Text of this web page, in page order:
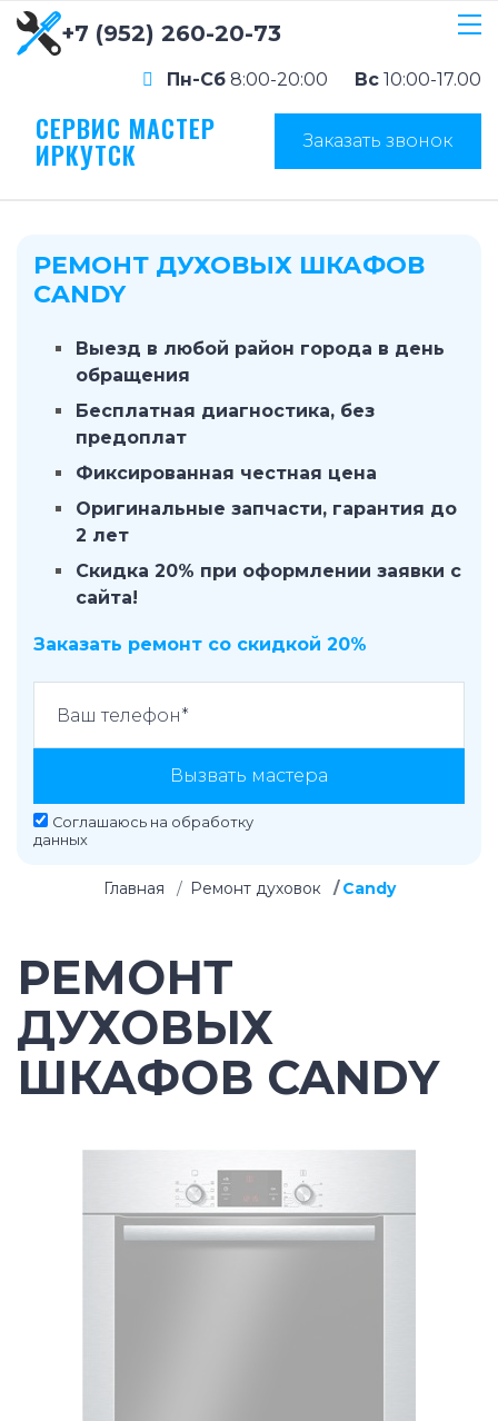
+7 (952) 260-20-73
Пн-Сб 8:00-20:00 Вс 10:00-17.00
СЕРВИС МАСТЕР
ИРКУТСК Заказать звонок
РЕМОНТ ДУХОВЫХ ШКАФОВ
CANDY
Выезд в любой район города в день
обращения
Бесплатная диагностика, без
предоплат
Фиксированная честная цена
Оригинальные запчасти, гарантия до
2 лет
Скидка 20% при оформлении заявки с
сайта!
Заказать ремонт со скидкой 20%
Вызвать мастера
Соглашаюсь на обработку
данных
Главная Ремонт духовок Candy
РЕМОНТ
ДУХОВЫХ
ШКАФОВ CANDY